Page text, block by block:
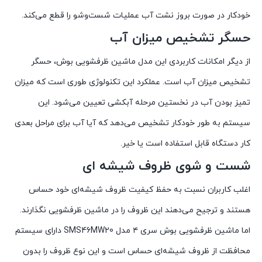
خودکار در صورت بروز نشت آب عملیات شست‌وشو را قطع می‌کند.
حسگر تشخیص میزان آب
از دیگر امکانات کاربردی این مدل ماشین ظرفشویی بوش، حسگر
تشخیص میزان آب است. عملکرد این تکنولوژی طوری است که میزان
تمیز بودن آب در نخستین مرحله آبکشی تعیین می‌شود. این
سیستم به طور خودکار تشخیص می‌دهد که آیا آب برای مراحل بعدی
کار دستگاه قابل استفاده است یا خیر.
شست ‌و شوی ظروف شیشه ‌ای
اغلب کاربران نسبت به حفظ کیفیت ظروف شیشه‌ای خود حساس
هستند و ترجیح می‌دهند این ظروف را در ماشین ظرفشویی نگذارند.
اما ماشین ظرفشویی بوش سری ۴ مدل SMS46MW20 دارای سیستم
محافظت از ظروف شیشه‌ای حساس است و این نوع ظروف را بدون